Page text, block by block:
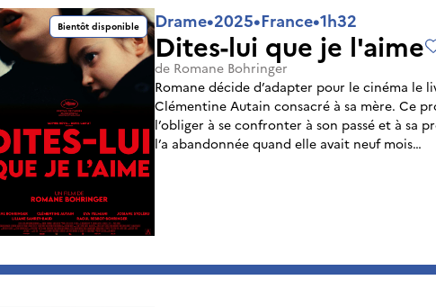
Bientôt disponible Drame•2025•France•1h32
Dites-lui que je l'aime
de Romane Bohringer
Romane décide d’adapter pour le cinéma le
Clémentine Autain consacré à sa mère. Ce
l’obliger à se confronter à son passé et à sa
l’a abandonnée quand elle avait neuf mois…